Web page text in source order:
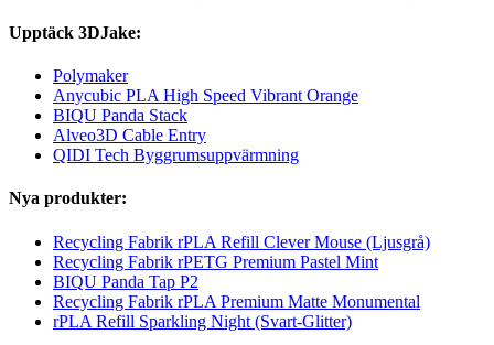
Upptäck 3DJake:
Polymaker
Anycubic PLA High Speed Vibrant Orange
BIQU Panda Stack
Alveo3D Cable Entry
QIDI Tech Byggrumsuppvärmning
Nya produkter:
Recycling Fabrik rPLA Refill Clever Mouse (Ljusgrå)
Recycling Fabrik rPETG Premium Pastel Mint
BIQU Panda Tap P2
Recycling Fabrik rPLA Premium Matte Monumental
rPLA Refill Sparkling Night (Svart-Glitter)